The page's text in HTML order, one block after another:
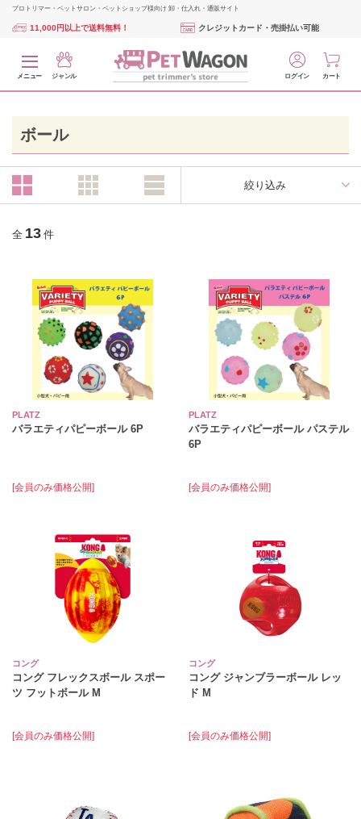
プロトリマー・ペットサロン・ペットショップ様向け 卸・仕入れ・通販サイト
11,000円以上で送料無料！ クレジットカード・売掛払い可能
メニュー ジャンル ログイン カート
ボール
絞り込み
全 13 件
PLATZ
バラエティパピーボール 6P
[会員のみ価格公開]
PLATZ
バラエティパピーボール パステル
6P
[会員のみ価格公開]
コング
コング フレックスボール スポー
ツ フットボール M
[会員のみ価格公開]
コング
コング ジャンブラーボール レッ
ド M
[会員のみ価格公開]